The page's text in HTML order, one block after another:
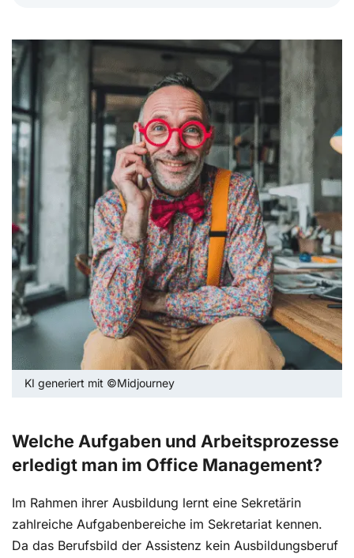
KI generiert mit ©Midjourney
Welche Aufgaben und Arbeitsprozesse
erledigt man im Office Management?
Im Rahmen ihrer Ausbildung lernt eine Sekretärin
zahlreiche Aufgabenbereiche im Sekretariat kennen.
Da das Berufsbild der Assistenz kein Ausbildungsberuf